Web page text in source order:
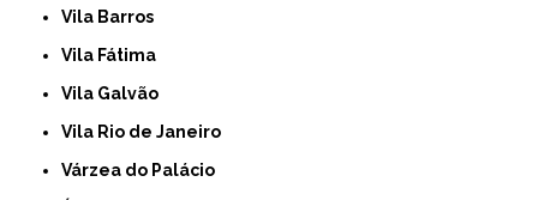
Vila Barros
Vila Fátima
Vila Galvão
Vila Rio de Janeiro
Várzea do Palácio